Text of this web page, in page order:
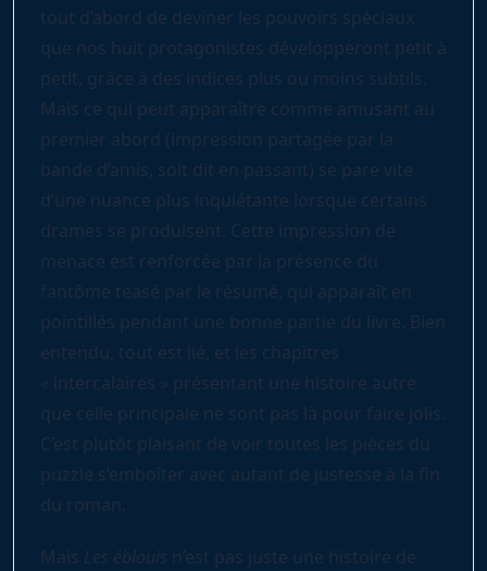
tout d’abord de deviner les pouvoirs spéciaux
que nos huit protagonistes développeront petit à
petit, grâce à des indices plus ou moins subtils.
Mais ce qui peut apparaître comme amusant au
premier abord (impression partagée par la
bande d’amis, soit dit en passant) se pare vite
d’une nuance plus inquiétante lorsque certains
drames se produisent. Cette impression de
menace est renforcée par la présence du
fantôme teasé par le résumé, qui apparaît en
pointillés pendant une bonne partie du livre. Bien
entendu, tout est lié, et les chapitres
« intercalaires » présentant une histoire autre
que celle principale ne sont pas là pour faire jolis.
C’est plutôt plaisant de voir toutes les pièces du
puzzle s’emboîter avec autant de justesse à la fin
du roman.
Mais Les éblouis n’est pas juste une histoire de